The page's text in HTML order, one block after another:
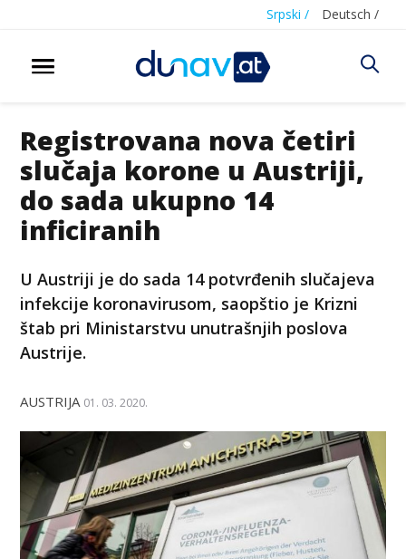
Srpski / Deutsch /
Registrovana nova četiri
slučaja korone u Austriji,
do sada ukupno 14
inficiranih
U Austriji je do sada 14 potvrđenih slučajeva
infekcije koronavirusom, saopštio je Krizni
štab pri Ministarstvu unutrašnjih poslova
Austrije.
AUSTRIJA 01. 03. 2020.